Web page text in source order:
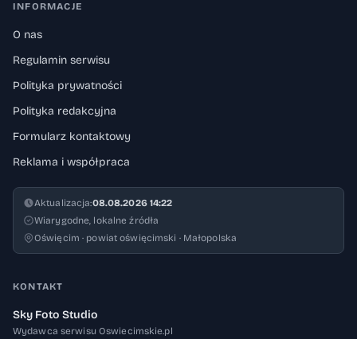
INFORMACJE
O nas
Regulamin serwisu
Polityka prywatności
Polityka redakcyjna
Formularz kontaktowy
Reklama i współpraca
Aktualizacja:08.08.2026 14:22
Wiarygodne, lokalne źródła
Oświęcim · powiat oświęcimski · Małopolska
KONTAKT
Sky Foto Studio
Wydawca serwisu Oswiecimskie.pl